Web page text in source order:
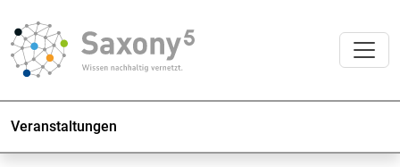
Veranstaltungen